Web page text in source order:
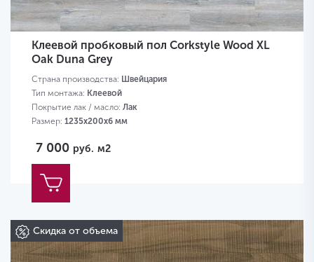
Клеевой пробковый пол Corkstyle Wood XL
Oak Duna Grey
Страна производства: Швейцария
Тип монтажа: Клеевой
Покрытие лак / масло: Лак
Размер: 1235х200х6 мм
7 000 руб. м2
Скидка от объема